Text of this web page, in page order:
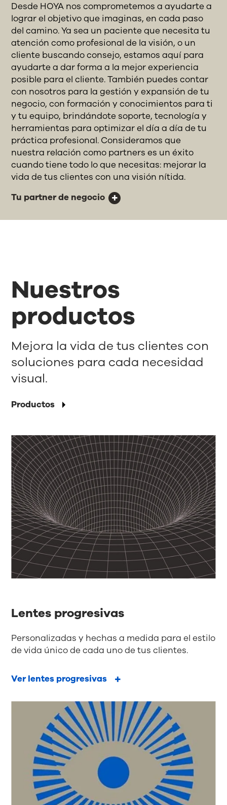
Desde HOYA nos comprometemos a ayudarte a
lograr el objetivo que imaginas, en cada paso
del camino. Ya sea un paciente que necesita tu
atención como profesional de la visión, o un
cliente buscando consejo, estamos aquí para
ayudarte a dar forma a la mejor experiencia
posible para el cliente. También puedes contar
con nosotros para la gestión y expansión de tu
negocio, con formación y conocimientos para ti
y tu equipo, brindándote soporte, tecnología y
herramientas para optimizar el día a día de tu
práctica profesional. Consideramos que
nuestra relación como partners es un éxito
cuando tiene todo lo que necesitas: mejorar la
vida de tus clientes con una visión nítida.
Tu partner de negocio
Nuestros
productos
Productos
Mejora la vida de tus clientes con
soluciones para cada necesidad
visual.
Lentes progresivas
Personalizadas y hechas a medida para el estilo
de vida único de cada uno de tus clientes.
Ver lentes progresivas